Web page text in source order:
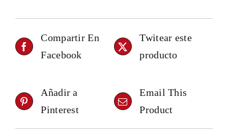
Compartir En
Facebook
Twitear este
producto
Añadir a
Pinterest
Email This
Product